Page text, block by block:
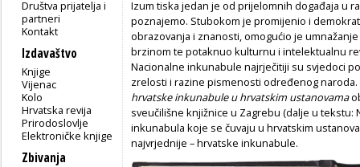
Društva prijatelja i
partneri
Kontakt
Izdavaštvo
Knjige
Vijenac
Kolo
Hrvatska revija
Prirodoslovlje
Elektroničke knjige
Zbivanja
Izum tiska jedan je od prijelomnih događaja u
poznajemo. Stubokom je promijenio i
obrazovanja i znanosti, omogućio je
brzinom te potaknuo kulturnu i intelektualnu
Nacionalne inkunabule najrječitiji su svjedoci
zrelosti i razine pismenosti određenog
hrvatske inkunabule u hrvatskim ustanovama
sveučilišne knjižnice u Zagrebu (dalje u tekstu:
inkunabula koje se čuvaju u hrvatskim
najvrjednije – hrvatske inkunabule.